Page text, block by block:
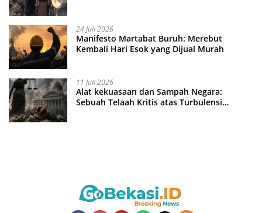
24 Juli 2026
Manifesto Martabat Buruh: Merebut
Kembali Hari Esok yang Dijual Murah
11 Juli 2026
Alat kekuasaan dan Sampah Negara:
Sebuah Telaah Kritis atas Turbulensi